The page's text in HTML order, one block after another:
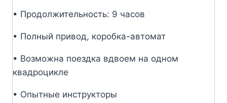
• Продолжительность: 9 часов
• Полный привод, коробка-автомат
• Возможна поездка вдвоем на одном
квадроцикле
• Опытные инструкторы